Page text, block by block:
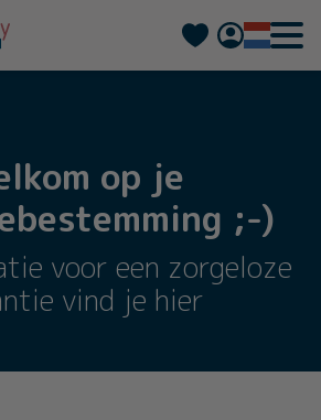
Français
op je
;-)
voor een zorgeloze
vind je hier